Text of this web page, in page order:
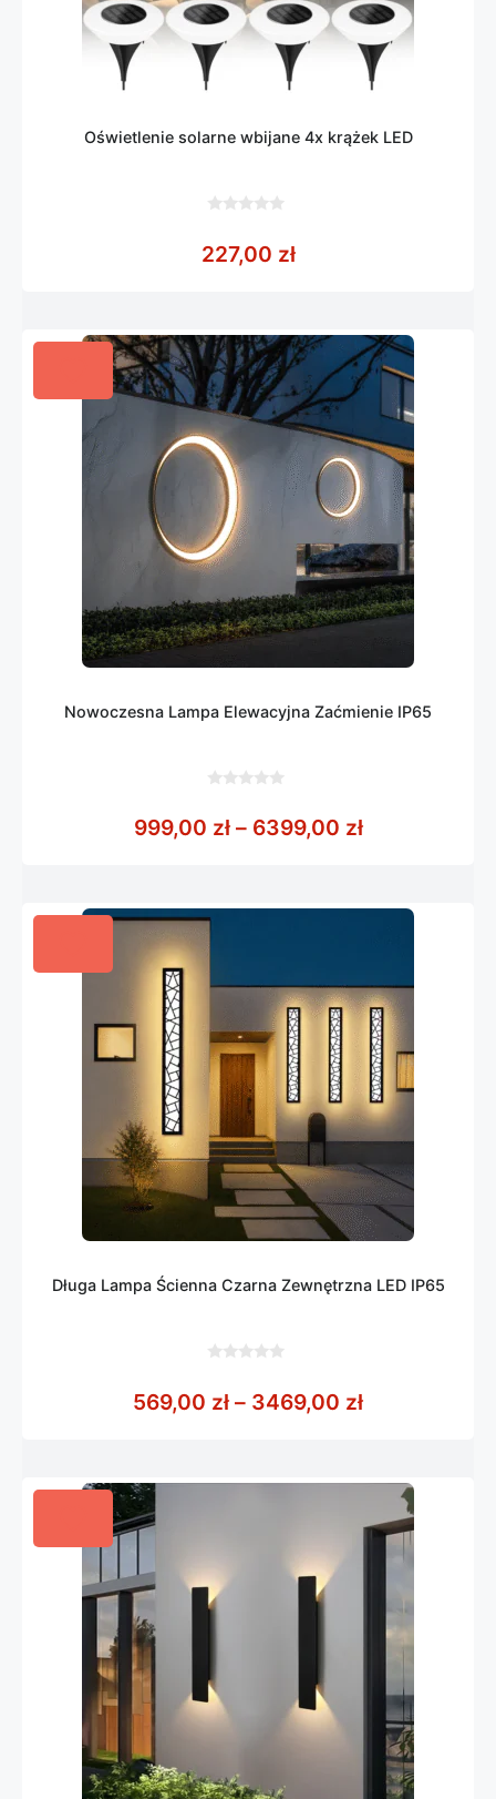
Oświetlenie solarne wbijane 4x krążek LED
5
227,00 zł
Nowoczesna Lampa Elewacyjna Zaćmienie IP65
5
999,00 zł – 6399,00 złZakres cen:
Długa Lampa Ścienna Czarna Zewnętrzna LED IP65
5
569,00 zł – 3469,00 złZakres cen: